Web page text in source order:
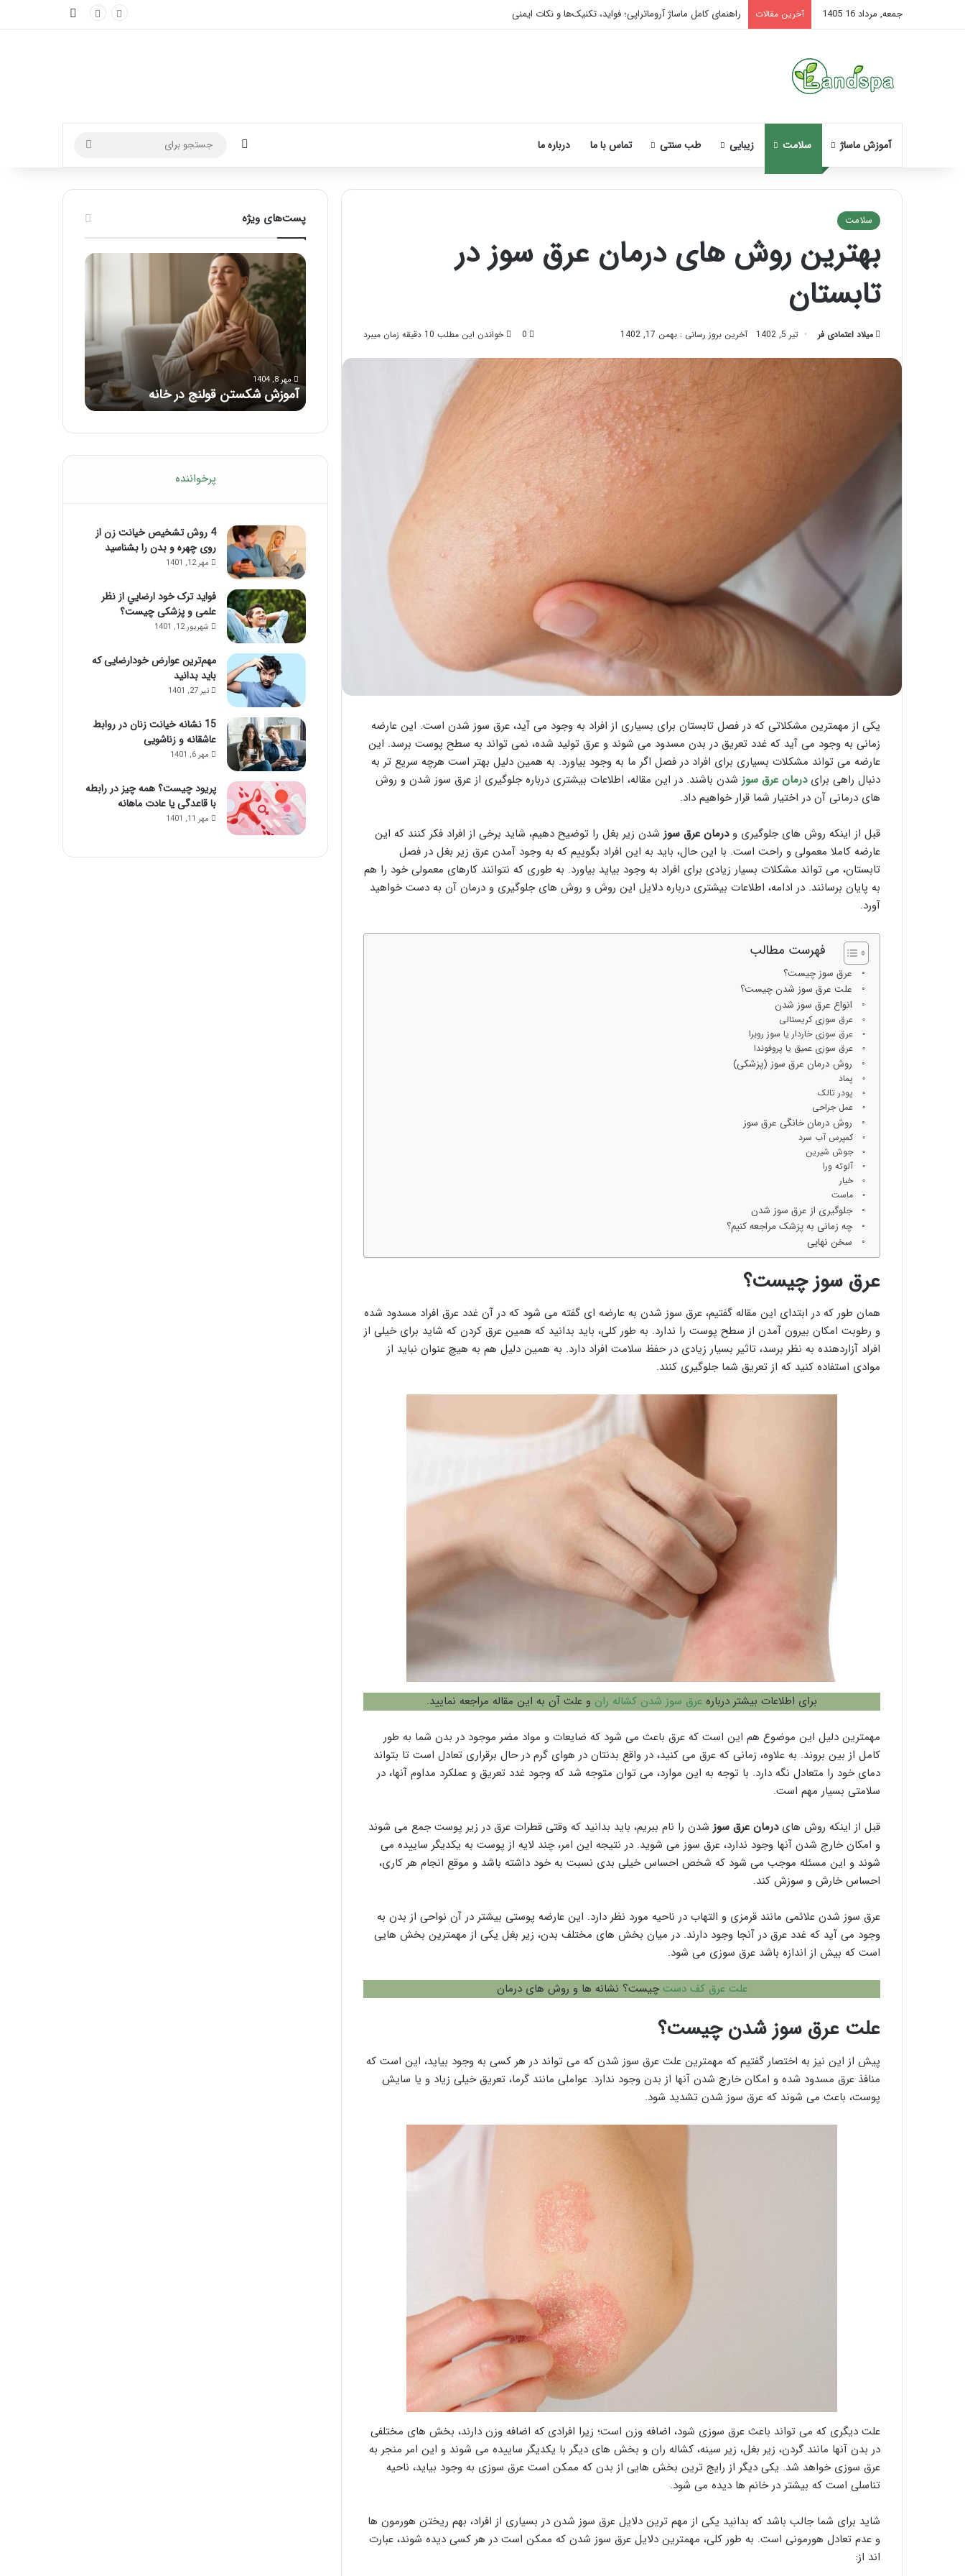
جمعه, مرداد 16 1405 آخرین مقالات راهنمای کامل ماساژ آروماتراپی؛ فواید، تکنیک‌ها و نکات ایمنی
آموزش ماساژ سلامت زیبایی طب سنتی تماس با ما درباره ما تغییر پوسته
برای
سلامت
بهترین روش های درمان عرق سوز در
تابستان
میلاد اعتمادی فر تیر 5, 1402 آخرین بروز رسانی : بهمن 17, 1402 0 خواندن این مطلب 10 دقیقه زمان میبرد
یکی از مهمترین مشکلاتی که در فصل تابستان برای بسیاری از افراد به وجود می آید، عرق سوز شدن است. این عارضه
زمانی به وجود می آید که غدد تعریق در بدن مسدود می شوند و عرق تولید شده، نمی تواند به سطح پوست برسد. این
عارضه می تواند مشکلات بسیاری برای افراد در فصل اگر ما به وجود بیاورد. به همین دلیل بهتر است هرچه سریع تر به
دنبال راهی برایدرمان عرق سوزشدن باشند. در این مقاله، اطلاعات بیشتری درباره جلوگیری از عرق سوز شدن و روش
های درمانی آن در اختیار شما قرار خواهیم داد.
قبل از اینکه روش های جلوگیری و درمان عرق سوزشدن زیر بغل را توضیح دهیم، شاید برخی از افراد فکر کنند که این
عارضه کاملا معمولی و راحت است. با این حال، باید به این افراد بگوییم که به وجود آمدن عرق زیر بغل در فصل
تابستان، می تواند مشکلات بسیار زیادی برای افراد به وجود بیاید بیاورد. به طوری که نتوانند کارهای معمولی خود را هم
به پایان برسانند. در ادامه، اطلاعات بیشتری درباره دلایل این روش و روش های جلوگیری و درمان آن به دست خواهید
آورد.
فهرست مطالب
عرق سوز چیست؟
علت عرق سوز شدن چیست؟
انواع عرق سوز شدن
عرق سوزی کریستالی
عرق سوزی خاردار یا سوز روبرا
عرق سوزی عمیق یا پروفوندا
روش درمان عرق سوز (پزشکی)
پماد
پودر تالک
عمل جراحی
روش درمان خانگی عرق سوز
کمپرس آب سرد
جوش شیرین
آلوئه ورا
خیار
ماست
جلوگیری از عرق سوز شدن
چه زمانی به پزشک مراجعه کنیم؟
سخن نهایی
عرق سوز چیست؟
همان طور که در ابتدای این مقاله گفتیم، عرق سوز شدن به عارضه ای گفته می شود که در آن غدد عرق افراد مسدود شده
و رطوبت امکان بیرون آمدن از سطح پوست را ندارد. به طور کلی، باید بدانید که همین عرق کردن که شاید برای خیلی از
افراد آزاردهنده به نظر برسد، تاثیر بسیار زیادی در حفظ سلامت افراد دارد. به همین دلیل هم به هیچ عنوان نباید از
موادی استفاده کنید که از تعریق شما جلوگیری کنند.
برای اطلاعات بیشتر درباره عرق سوز شدن کشاله ران و علت آن به این مقاله مراجعه نمایید.
مهمترین دلیل این موضوع هم این است که عرق باعث می شود که ضایعات و مواد مضر موجود در بدن شما به طور
کامل از بین بروند. به علاوه، زمانی که عرق می کنید، در واقع بدنتان در هوای گرم در حال برقراری تعادل است تا بتواند
دمای خود را متعادل نگه دارد. با توجه به این موارد، می توان متوجه شد که وجود غدد تعریق و عملکرد مداوم آنها، در
سلامتی بسیار مهم است.
قبل از اینکه روش هایدرمان عرق سوزشدن را نام ببریم، باید بدانید که وقتی قطرات عرق در زیر پوست جمع می شوند
و امکان خارج شدن آنها وجود ندارد، عرق سوز می شوید. در نتیجه این امر، چند لایه از پوست به یکدیگر ساییده می
شوند و این مسئله موجب می شود که شخص احساس خیلی بدی نسبت به خود داشته باشد و موقع انجام هر کاری،
احساس خارش و سوزش کند.
عرق سوز شدن علائمی مانند قرمزی و التهاب در ناحیه مورد نظر دارد. این عارضه پوستی بیشتر در آن نواحی از بدن به
وجود می آید که غدد عرق در آنجا وجود دارند. در میان بخش های مختلف بدن، زیر بغل یکی از مهمترین بخش هایی
است که بیش از اندازه باشد عرق سوزی می شود.
علت عرق کف دستچیست؟ نشانه ها و روش های درمان
علت عرق سوز شدن چیست؟
پیش از این نیز به اختصار گفتیم که مهمترین علت عرق سوز شدن که می تواند در هر کسی به وجود بیاید، این است که
منافذ عرق مسدود شده و امکان خارج شدن آنها از بدن وجود ندارد. عواملی مانند گرما، تعریق خیلی زیاد و یا سایش
پوست، باعث می شوند که عرق سوز شدن تشدید شود.
علت دیگری که می تواند باعث عرق سوزی شود، اضافه وزن است؛ زیرا افرادی که اضافه وزن دارند، بخش های مختلفی
در بدن آنها مانند گردن، زیر بغل، زیر سینه، کشاله ران و بخش های دیگر با یکدیگر ساییده می شوند و این امر منجر به
عرق سوزی خواهد شد. یکی دیگر از رایج ترین بخش هایی از بدن که ممکن است عرق سوزی به وجود بیاید، ناحیه
تناسلی است که بیشتر در خانم ها دیده می شود.
شاید برای شما جالب باشد که بدانید یکی از مهم ترین دلایل عرق سوز شدن در بسیاری از افراد، بهم ریختن هورمون ها
و عدم تعادل هورمونی است. به طور کلی، مهمترین دلایل عرق سوز شدن که ممکن است در هر کسی دیده شوند، عبارت
اند از:
پست‌های ویژه
نحوه
ماساژ
تزریق
بایدها
و
نبایدهای
تیر 28, 1404
نحوه ماساژ صورت بعد از تزریق چربی؛
بایدها و نبایدهای آن!
آموزش
شکستن
مهر 8, 1404
آموزش شکستن قولنج در خانه
ماساژ
برای
بهبود
تمرکز
ذهنی؛
با
این
حواس‌جمع
شوید!
مرداد 6, 1404
ماساژ برای بهبود تمرکز ذهنی؛ با این
ماساژ حواس‌جمع شوید!
راهنمای
بعد
از
پرخواننده
4 روش تشخیص خیانت زن از
روی چهره و بدن را بشناسید
مهر 12, 1401
فواید ترک خود ارضايي از نظر
علمی و پزشکی چیست؟
شهریور 12, 1401
مهم‌ترین عوارض خودارضایی که
باید بدانید
تیر 27, 1401
15 نشانه خیانت زنان در روابط
عاشقانه و زناشویی
مهر 6, 1401
پریود چیست؟ همه چیز در رابطه
با قاعدگی یا عادت ماهانه
مهر 11, 1401